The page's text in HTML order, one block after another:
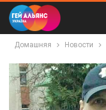
Домашняя Новости